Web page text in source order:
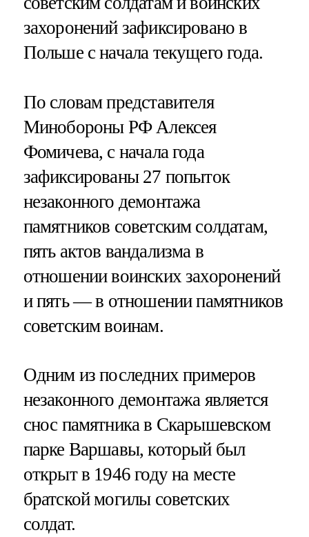
захоронений зафиксировано в
Польше с начала текущего года.
По словам представителя
Минобороны РФ Алексея
Фомичева, с начала года
зафиксированы 27 попыток
незаконного демонтажа
памятников советским солдатам,
пять актов вандализма в
отношении воинских захоронений
и пять — в отношении памятников
советским воинам.
Одним из последних примеров
незаконного демонтажа является
снос памятника в Скарышевском
парке Варшавы, который был
открыт в 1946 году на месте
братской могилы советских
солдат.